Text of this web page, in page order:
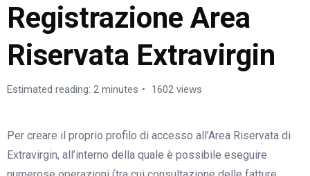
Registrazione Area
Riservata Extravirgin
Estimated reading: 2 minutes 1602 views
Per creare il proprio profilo di accesso all’Area Riservata di
Extravirgin, all’interno della quale è possibile eseguire